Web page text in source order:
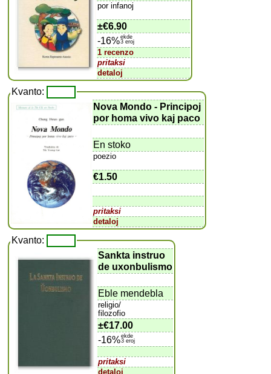
por infanoj
±€6.90
-16%ekde
3 eroj
1 recenzo
pritaksi
detaloj
Kvanto:
Nova Mondo - Principoj
por homa vivo kaj paco
En stoko
poezio
€1.50
pritaksi
detaloj
Kvanto:
Sankta instruo
de uxonbulismo
Eble mendebla
religio/
filozofio
±€17.00
-16%ekde
3 eroj
pritaksi
detaloj